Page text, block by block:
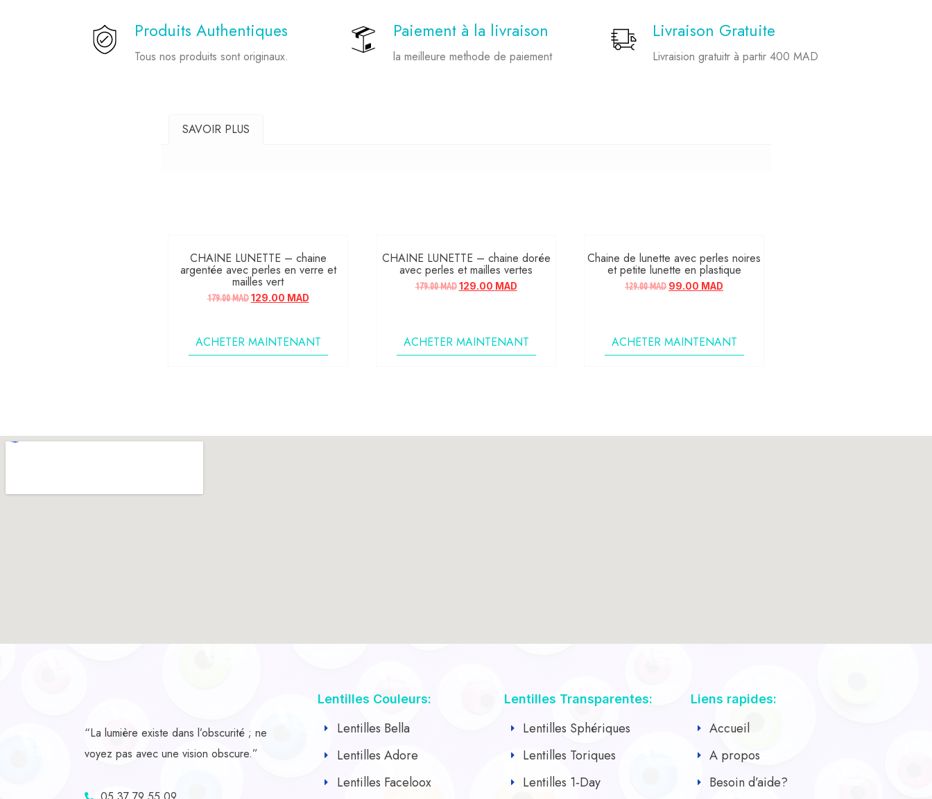
Produits Authentiques
Tous nos produits sont originaux.
Paiement à la livraison
la meilleure methode de paiement
Livraison Gratuite
Livraision gratuitr à partir 400 MAD
SAVOIR PLUS
CHAINE LUNETTE – chaine
argentée avec perles en verre et
mailles vert
179.00MAD 129.00 MAD
ACHETER MAINTENANT
CHAINE LUNETTE – chaine dorée
avec perles et mailles vertes
179.00MAD 129.00 MAD
ACHETER MAINTENANT
Chaine de lunette avec perles noires
et petite lunette en plastique
129.00MAD 99.00 MAD
ACHETER MAINTENANT
“La lumière existe dans l’obscurité ; ne
voyez pas avec une vision obscure.”
Lentilles Couleurs:
Lentilles Bella
Lentilles Adore
Lentilles Faceloox
Lentilles Transparentes:
Lentilles Sphériques
Lentilles Toriques
Lentilles 1-Day
Liens rapides:
Accueil
A propos
Besoin d’aide?